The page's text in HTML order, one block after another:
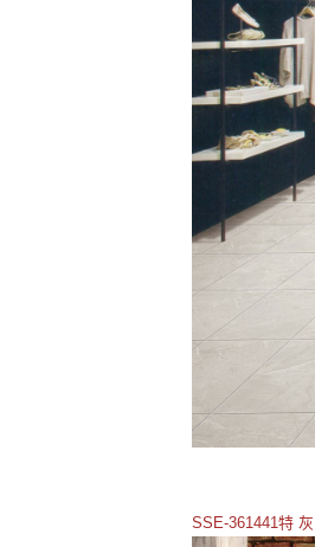
SSE-361441特 灰